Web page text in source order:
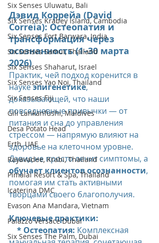
Six Senses Uluwatu, Bali
Six Senses Krabey Island, Cambodia
Six Senses Fort Barwara, India
Six Senses Samui, Thailand
Six Senses Shaharut, Israel
Six Senses Yao Noi, Thailand
Six Senses Fiji
Gili Lankanfushi, Maldives
Desa Potato Head
Erth, UAE
Rayavadee, Krabi, Thailand
Pimalai Resort & Spa, Thailand
Icaterina DMC
Evason Ana Mandara, Vietnam
Palazzo Versace Dubai
Six Senses The Palm, Dubai
Дэвид Коррейа (David
Correia): Остеопатия и
трансформация через
осознанность (1–30 марта
2026)
Практик, чей подход коренится в
науке эпигенетике,
доказывающей, что наши
повседневные привычки — от
питания и сна до управления
стрессом — напрямую влияют на
здоровье на клеточном уровне.
Дэвид не просто лечит симптомы, а
обучает клиентов осознанности,
помогая им стать активными
творцами своего благополучия.
Ключевые практики:
    * Остеопатия:
Комплексная